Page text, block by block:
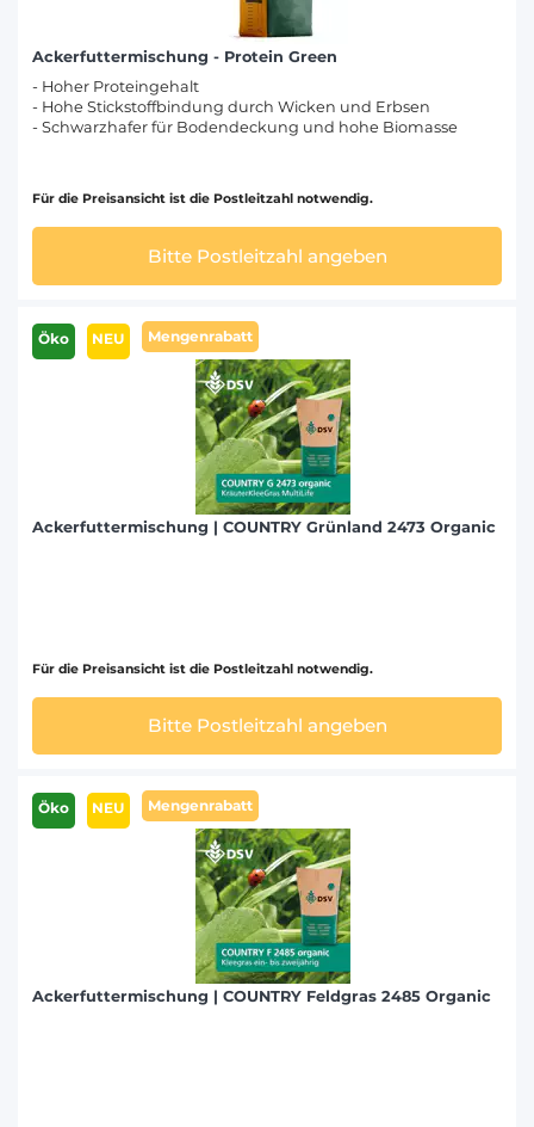
Ackerfuttermischung - Protein Green
- Hoher Proteingehalt
- Hohe Stickstoffbindung durch Wicken und Erbsen
- Schwarzhafer für Bodendeckung und hohe Biomasse
Für die Preisansicht ist die Postleitzahl notwendig.
Bitte Postleitzahl angeben
Öko NEU Mengenrabatt
Ackerfuttermischung | COUNTRY Grünland 2473 Organic
Für die Preisansicht ist die Postleitzahl notwendig.
Bitte Postleitzahl angeben
Öko NEU Mengenrabatt
Ackerfuttermischung | COUNTRY Feldgras 2485 Organic